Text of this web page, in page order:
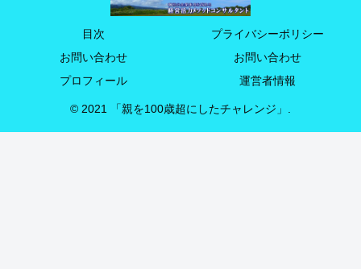
目次
プライバシーポリシー
お問い合わせ
お問い合わせ
プロフィール
運営者情報
© 2021 「親を100歳超にしたチャレンジ」.